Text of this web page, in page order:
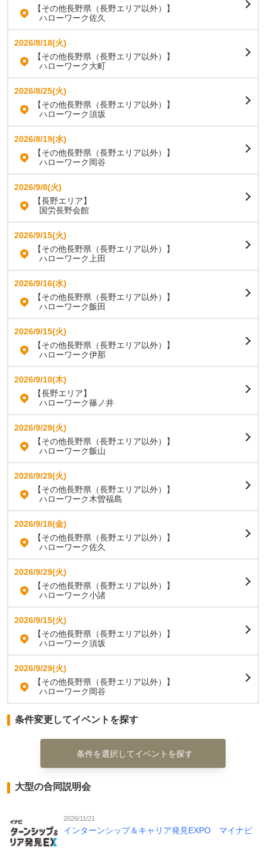
【その他長野県（長野エリア以外）】
ハローワーク佐久
2026/8/18(火)
【その他長野県（長野エリア以外）】
ハローワーク大町
2026/8/25(火)
【その他長野県（長野エリア以外）】
ハローワーク須坂
2026/8/19(水)
【その他長野県（長野エリア以外）】
ハローワーク岡谷
2026/9/8(火)
【長野エリア】
国労長野会館
2026/9/15(火)
【その他長野県（長野エリア以外）】
ハローワーク上田
2026/9/16(水)
【その他長野県（長野エリア以外）】
ハローワーク飯田
2026/9/15(火)
【その他長野県（長野エリア以外）】
ハローワーク伊那
2026/9/10(木)
【長野エリア】
ハローワーク篠ノ井
2026/9/29(火)
【その他長野県（長野エリア以外）】
ハローワーク飯山
2026/9/29(火)
【その他長野県（長野エリア以外）】
ハローワーク木曽福島
2026/9/18(金)
【その他長野県（長野エリア以外）】
ハローワーク佐久
2026/9/29(火)
【その他長野県（長野エリア以外）】
ハローワーク小諸
2026/9/15(火)
【その他長野県（長野エリア以外）】
ハローワーク須坂
2026/9/29(火)
【その他長野県（長野エリア以外）】
ハローワーク岡谷
条件変更してイベントを探す
条件を選択してイベントを探す
大型の合同説明会
2026/11/21
インターンシップ＆キャリア発見EXPO マイナビ